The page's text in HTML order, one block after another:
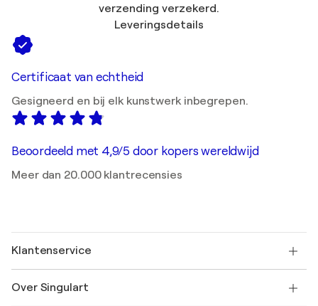
verzending verzekerd.
Leveringsdetails
Certificaat van echtheid
Gesigneerd en bij elk kunstwerk inbegrepen.
Beoordeeld met 4,9/5 door kopers wereldwijd
Meer dan 20.000 klantrecensies
Klantenservice
Verzenden
Over Singulart